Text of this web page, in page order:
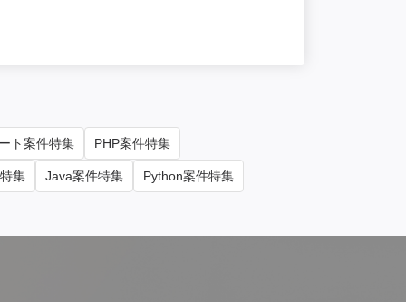
ト案件特集 PHP案件特集
集 Java案件特集 Python案件特集